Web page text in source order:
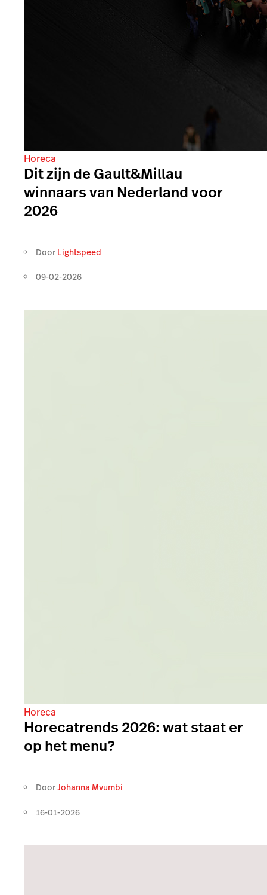
Horeca
Dit zijn de Gault&Millau
winnaars van Nederland voor
2026
Door Lightspeed
09-02-2026
Horeca
Horecatrends 2026: wat staat er
op het menu?
DoorJohanna Mvumbi
16-01-2026